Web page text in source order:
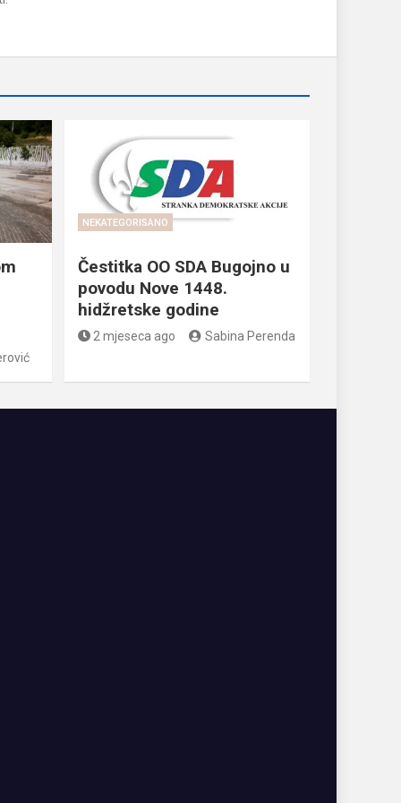
NEKATEGORISANO
Čestitka OO SDA Bugojno u
povodu Nove 1448.
hidžretske godine
2 mjeseca ago Sabina Perenda